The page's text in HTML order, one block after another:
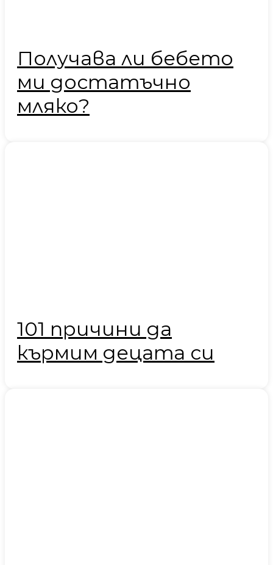
Получава ли бебето
ми достатъчно
мляко?
101 причини да
кърмим децата си